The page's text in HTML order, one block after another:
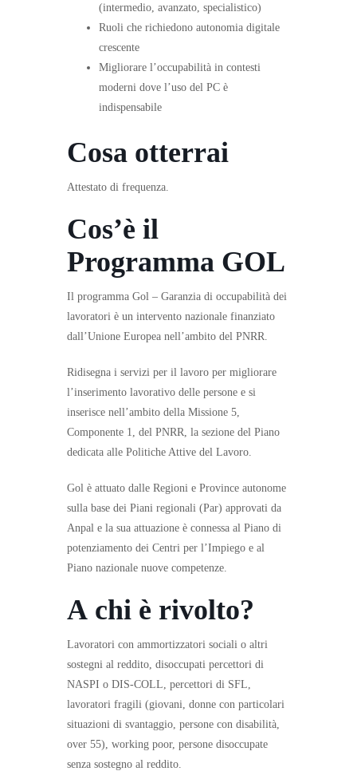
(intermedio, avanzato, specialistico)
Ruoli che richiedono autonomia digitale
crescente
Migliorare l’occupabilità in contesti
moderni dove l’uso del PC è
indispensabile
Cosa otterrai
Attestato di frequenza.
Cos’è il
Programma GOL
Il programma Gol – Garanzia di occupabilità dei
lavoratori è un intervento nazionale finanziato
dall’Unione Europea nell’ambito del PNRR.
Ridisegna i servizi per il lavoro per migliorare
l’inserimento lavorativo delle persone e si
inserisce nell’ambito della Missione 5,
Componente 1, del PNRR, la sezione del Piano
dedicata alle Politiche Attive del Lavoro.
Gol è attuato dalle Regioni e Province autonome
sulla base dei Piani regionali (Par) approvati da
Anpal e la sua attuazione è connessa al Piano di
potenziamento dei Centri per l’Impiego e al
Piano nazionale nuove competenze.
A chi è rivolto?
Lavoratori con ammortizzatori sociali o altri
sostegni al reddito, disoccupati percettori di
NASPI o DIS-COLL, percettori di SFL,
lavoratori fragili (giovani, donne con particolari
situazioni di svantaggio, persone con disabilità,
over 55), working poor, persone disoccupate
senza sostegno al reddito.